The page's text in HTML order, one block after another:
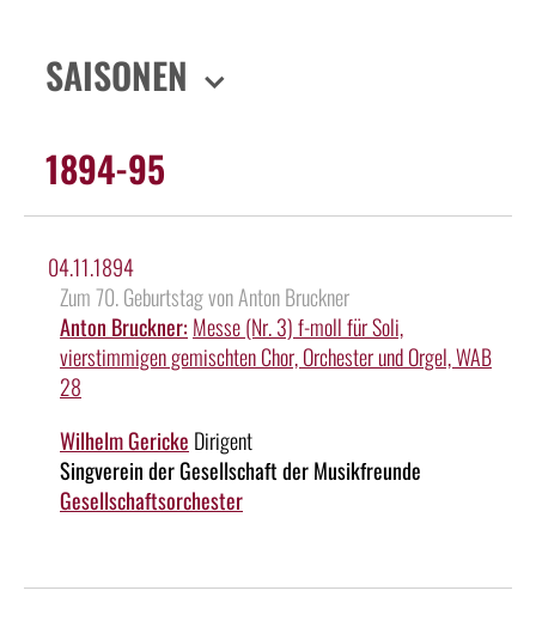
SAISONEN
1894-95
04.11.1894
Zum 70. Geburtstag von Anton Bruckner
Anton Bruckner: Messe (Nr. 3) f-moll für Soli,
vierstimmigen gemischten Chor, Orchester und Orgel, WAB
28
Wilhelm Gericke Dirigent
Singverein der Gesellschaft der Musikfreunde
Gesellschaftsorchester